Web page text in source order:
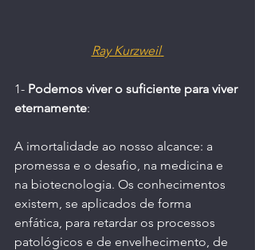
Ray Kurzweil
1- Podemos viver o suficiente para viver
eternamente:
A imortalidade ao nosso alcance: a
promessa e o desafio, na medicina e
na biotecnologia. Os conhecimentos
existem, se aplicados de forma
enfática, para retardar os processos
patológicos e de envelhecimento, de